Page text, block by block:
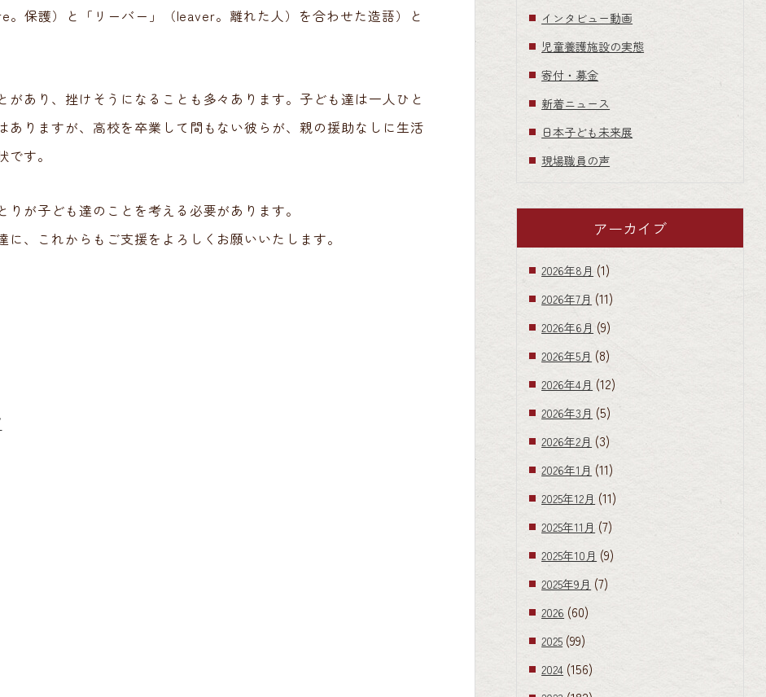
保護）と「リーバー」（leaver。離れた人）を合わせた造語）と
あり、挫けそうになることも多々あります。子ども達は一人ひと
ありますが、高校を卒業して間もない彼らが、親の援助なしに生活
す。
が子ども達のことを考える必要があります。
、これからもご支援をよろしくお願いいたします。
インタビュー動画
児童養護施設の実態
寄付・募金
新着ニュース
日本子ども未来展
現場職員の声
アーカイブ
2026年8月 (1)
2026年7月 (11)
2026年6月 (9)
2026年5月 (8)
2026年4月 (12)
2026年3月 (5)
2026年2月 (3)
2026年1月 (11)
2025年12月 (11)
2025年11月 (7)
2025年10月 (9)
2025年9月 (7)
2026 (60)
2025 (99)
2024 (156)